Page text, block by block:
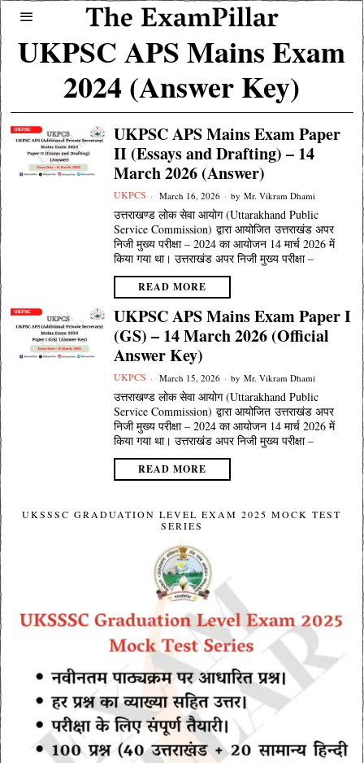
UKPSC APS Mains Exam
2024 (Answer Key)
UKPSC APS Mains Exam Paper
II (Essays and Drafting) – 14
March 2026 (Answer)
UKPCS March 16, 2026 by Mr. Vikram Dhami
उत्तराखण्ड लोक सेवा आयोग (Uttarakhand Public
Service Commission) द्वारा आयोजित उत्तराखंड अपर
निजी मुख्य परीक्षा – 2024 का आयोजन 14 मार्च 2026 में
किया गया था। उत्तराखंड अपर निजी मुख्य परीक्षा –
READ MORE
UKPSC APS Mains Exam Paper I
(GS) – 14 March 2026 (Official
Answer Key)
UKPCS March 15, 2026 by Mr. Vikram Dhami
उत्तराखण्ड लोक सेवा आयोग (Uttarakhand Public
Service Commission) द्वारा आयोजित उत्तराखंड अपर
निजी मुख्य परीक्षा – 2024 का आयोजन 14 मार्च 2026 में
किया गया था। उत्तराखंड अपर निजी मुख्य परीक्षा –
READ MORE
UKSSSC GRADUATION LEVEL EXAM 2025 MOCK TEST
SERIES